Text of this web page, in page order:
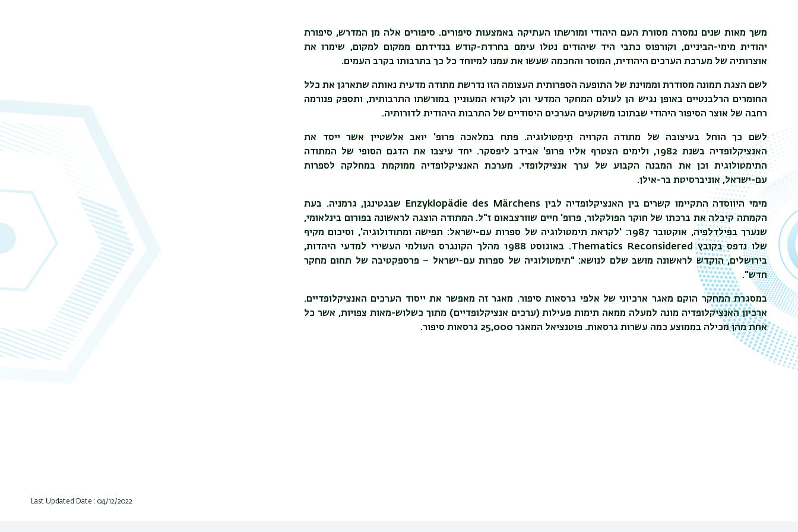
משך מאות שנים נמסרה מסורת העם היהודי ומורשתו העתיקה באמצעות סיפורים. סיפורים אלה מן המדרש, סיפורת
יהודית מימי-הביניים, וקורפוס כתבי היד שיהודים נטלו עימם בחרדת-קודש בנדידתם
ממקום למקום, שימרו את
אוצרותיה של מערכת הערכים היהודית, המוסר והחכמה שעשו את עמנו למיוחד כל כך בתרבותו בקרב העמים.
לשם הצגת תמונה מסודרת וממוינת של התופעה הספרותית העצומה הזו נדרשת מתודה מדעית נאותה שתארגן את כלל
החומרים הרלבנטיים באופן נגיש הן לעולם המחקר המדעי והן לקורא המעוניין במורשתו התרבותית, ותספק פנורמה
רחבה של אוצר הסיפור היהודי שבתוכו משוקעים הערכים היסודיים של התרבות היהודית לדורותיה.
לשם כך הוחל בעיצובה של מתודה הקרויה תֵימַטולוגיה. פתח במלאכה פרופ' יואב אלשטיין אשר ייסד את
האנציקלופדיה בשנת 1982, ולימים הצטרף אליו פרופ' אבידב ליפסקר. יחד עיצבו את הדגם הסופי של המתודה
התימטולוגית וכן את המבנה הקבוע של ערך אנציקלופדי.
מערכת האנציקלופדיה ממוקמת במחלקה לספרות
עם-ישראל, אוניברסיטת בר-אילן.
מימי היווסדה התקיימו קשרים בין האנציקלופדיה לביןEnzyklopädie des Märchens
שבגטינגן, גרמניה. בעת
הקמתה קיבלה את ברכתו של חוקר הפולקלור, פרופ' חיים שוורצבאום ז"ל. המתודה הוצגה לראשונה בפורום בינלאומי,
שנערך בפילדלפיה, אוקטובר 1987: 'לקראת תימטולוגיה של ספרות עם-ישראל: תפישה ומתודולוגיה', וסיכום מקיף
שלו נדפס בקובץ Thematics Reconsidered
.
באוגוסט 1988 מהלך הקונגרס העולמי העשירי למדעי היהדות,
בירושלים, הוקדש לראשונה מושב שלם לנושא: "תימטולוגיה של ספרות עם-ישראל – פרספקטיבה של תחום מחקר
חדש".
במסגרת המחקר הוקם מאגר ארכיוני של אלפי גרסאות סיפור. מאגר זה מאפשר את ייסוד הערכים האנציקלופדיים.
ארכיון האנציקלופדיה מונה למעלה ממאה תימות פעילות (ערכים אנציקלופדיים) מתוך כשלוש-מאות צפויות, אשר כל
אחת מהן מכילה בממוצע כמה עשרות גרסאות. פוטנציאל המאגר 25,000 גרסאות סיפור.
Last Updated Date : 04/12/2022